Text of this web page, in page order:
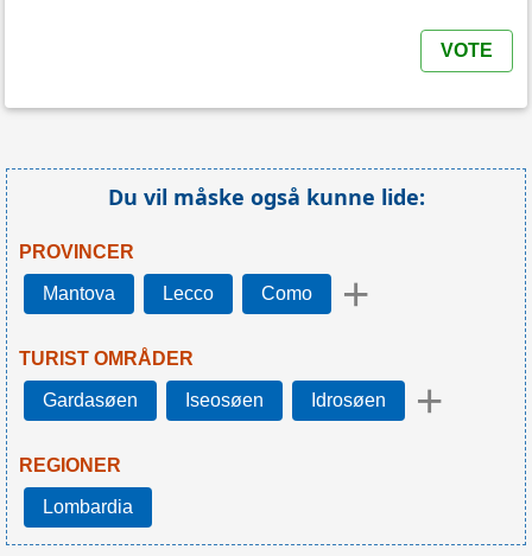
VOTE
Du vil måske også kunne lide:
PROVINCER
Mantova Lecco Como +
TURIST OMRÅDER
Gardasøen Iseosøen Idrosøen +
REGIONER
Lombardia